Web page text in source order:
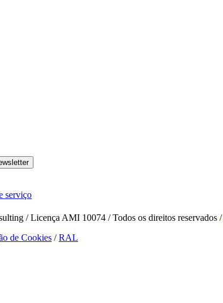
serviço
/ Licença AMI 10074 / Todos os direitos reservados /
de Cookies /RAL